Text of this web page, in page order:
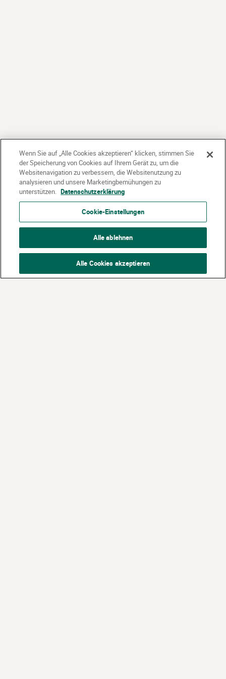
Wenn Sie auf „Alle Cookies akzeptieren“ klicken, stimmen Sie
der Speicherung von Cookies auf Ihrem Gerät zu, um die
Websitenavigation zu verbessern, die Websitenutzung zu
analysieren und unsere Marketingbemühungen zu
unterstützen. Datenschutzerklärung
Cookie-Einstellungen
Alle ablehnen
Alle Cookies akzeptieren